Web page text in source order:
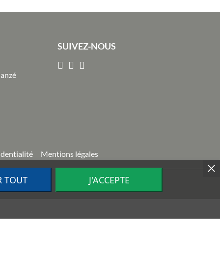
SUIVEZ-NOUS
Mentions légales
TOUT J'ACCEPTE